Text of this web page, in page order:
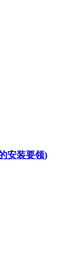
安装要领)